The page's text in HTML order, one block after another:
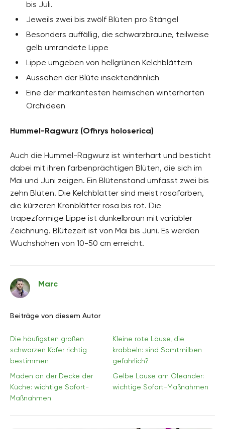
bis Juli.
Jeweils zwei bis zwölf Blüten pro Stängel
Besonders auffällig, die schwarzbraune, teilweise
gelb umrandete Lippe
Lippe umgeben von hellgrünen Kelchblättern
Aussehen der Blüte insektenähnlich
Eine der markantesten heimischen winterharten
Orchideen
Hummel-Ragwurz (Ofhrys holoserica)
Auch die Hummel-Ragwurz ist winterhart und besticht
dabei mit ihren farbenprächtigen Blüten, die sich im
Mai und Juni zeigen. Ein Blütenstand umfasst zwei bis
zehn Blüten. Die Kelchblätter sind meist rosafarben,
die kürzeren Kronblätter rosa bis rot. Die
trapezförmige Lippe ist dunkelbraun mit variabler
Zeichnung. Blütezeit ist von Mai bis Juni. Es werden
Wuchshöhen von 10-50 cm erreicht.
Marc
Beiträge von diesem Autor
Die häufigsten großen
schwarzen Käfer richtig
bestimmen
Kleine rote Läuse, die
krabbeln: sind Samtmilben
gefährlich?
Maden an der Decke der
Küche: wichtige Sofort-
Maßnahmen
Gelbe Läuse am Oleander:
wichtige Sofort-Maßnahmen